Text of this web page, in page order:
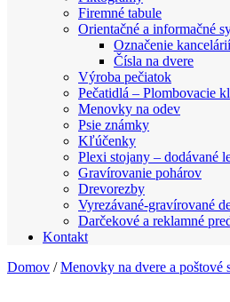
Firemné tabule
Orientačné a informačné
Označenie kancelárií
Čísla na dvere
Výroba pečiatok
Pečatidlá – Plombovacie
Menovky na odev
Psie známky
Kľúčenky
Plexi stojany – dodávané
Gravírovanie pohárov
Drevorezby
Vyrezávané-gravírované
Darčekové a reklamné
Kontakt
Domov /Menovky na dvere a poštové